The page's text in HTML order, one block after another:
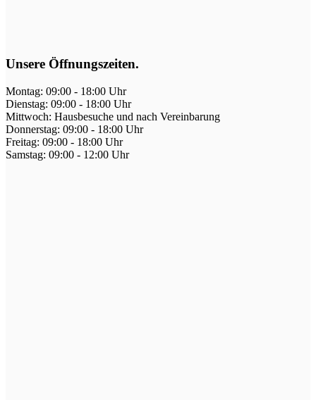
Unsere Öffnungszeiten.
Montag: 09:00 - 18:00 Uhr
Dienstag: 09:00 - 18:00 Uhr
Mittwoch: Hausbesuche und nach Vereinbarung
Donnerstag: 09:00 - 18:00 Uhr
Freitag: 09:00 - 18:00 Uhr
Samstag: 09:00 - 12:00 Uhr